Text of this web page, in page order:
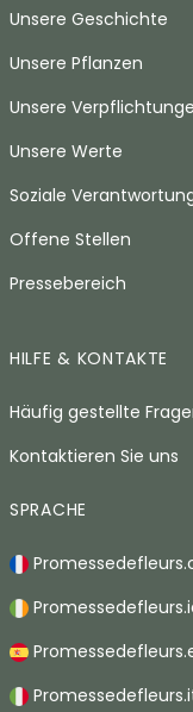
Unsere Geschichte
Unsere Pflanzen
Unsere
Unsere Werte
Soziale
Offene Stellen
Pressebereich
HILFE & KONTAKTE
Häufig gestellte
Kontaktieren Sie uns
SPRACHE